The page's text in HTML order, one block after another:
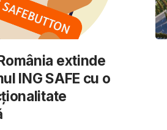
extinde
ING SAFE cu o